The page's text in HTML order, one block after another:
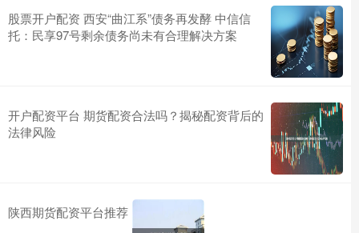
股票开户配资 西安“曲江系”债务再发酵 中信信
托：民享97号剩余债务尚未有合理解决方案
开户配资平台 期货配资合法吗？揭秘配资背后的
法律风险
陕西期货配资平台推荐